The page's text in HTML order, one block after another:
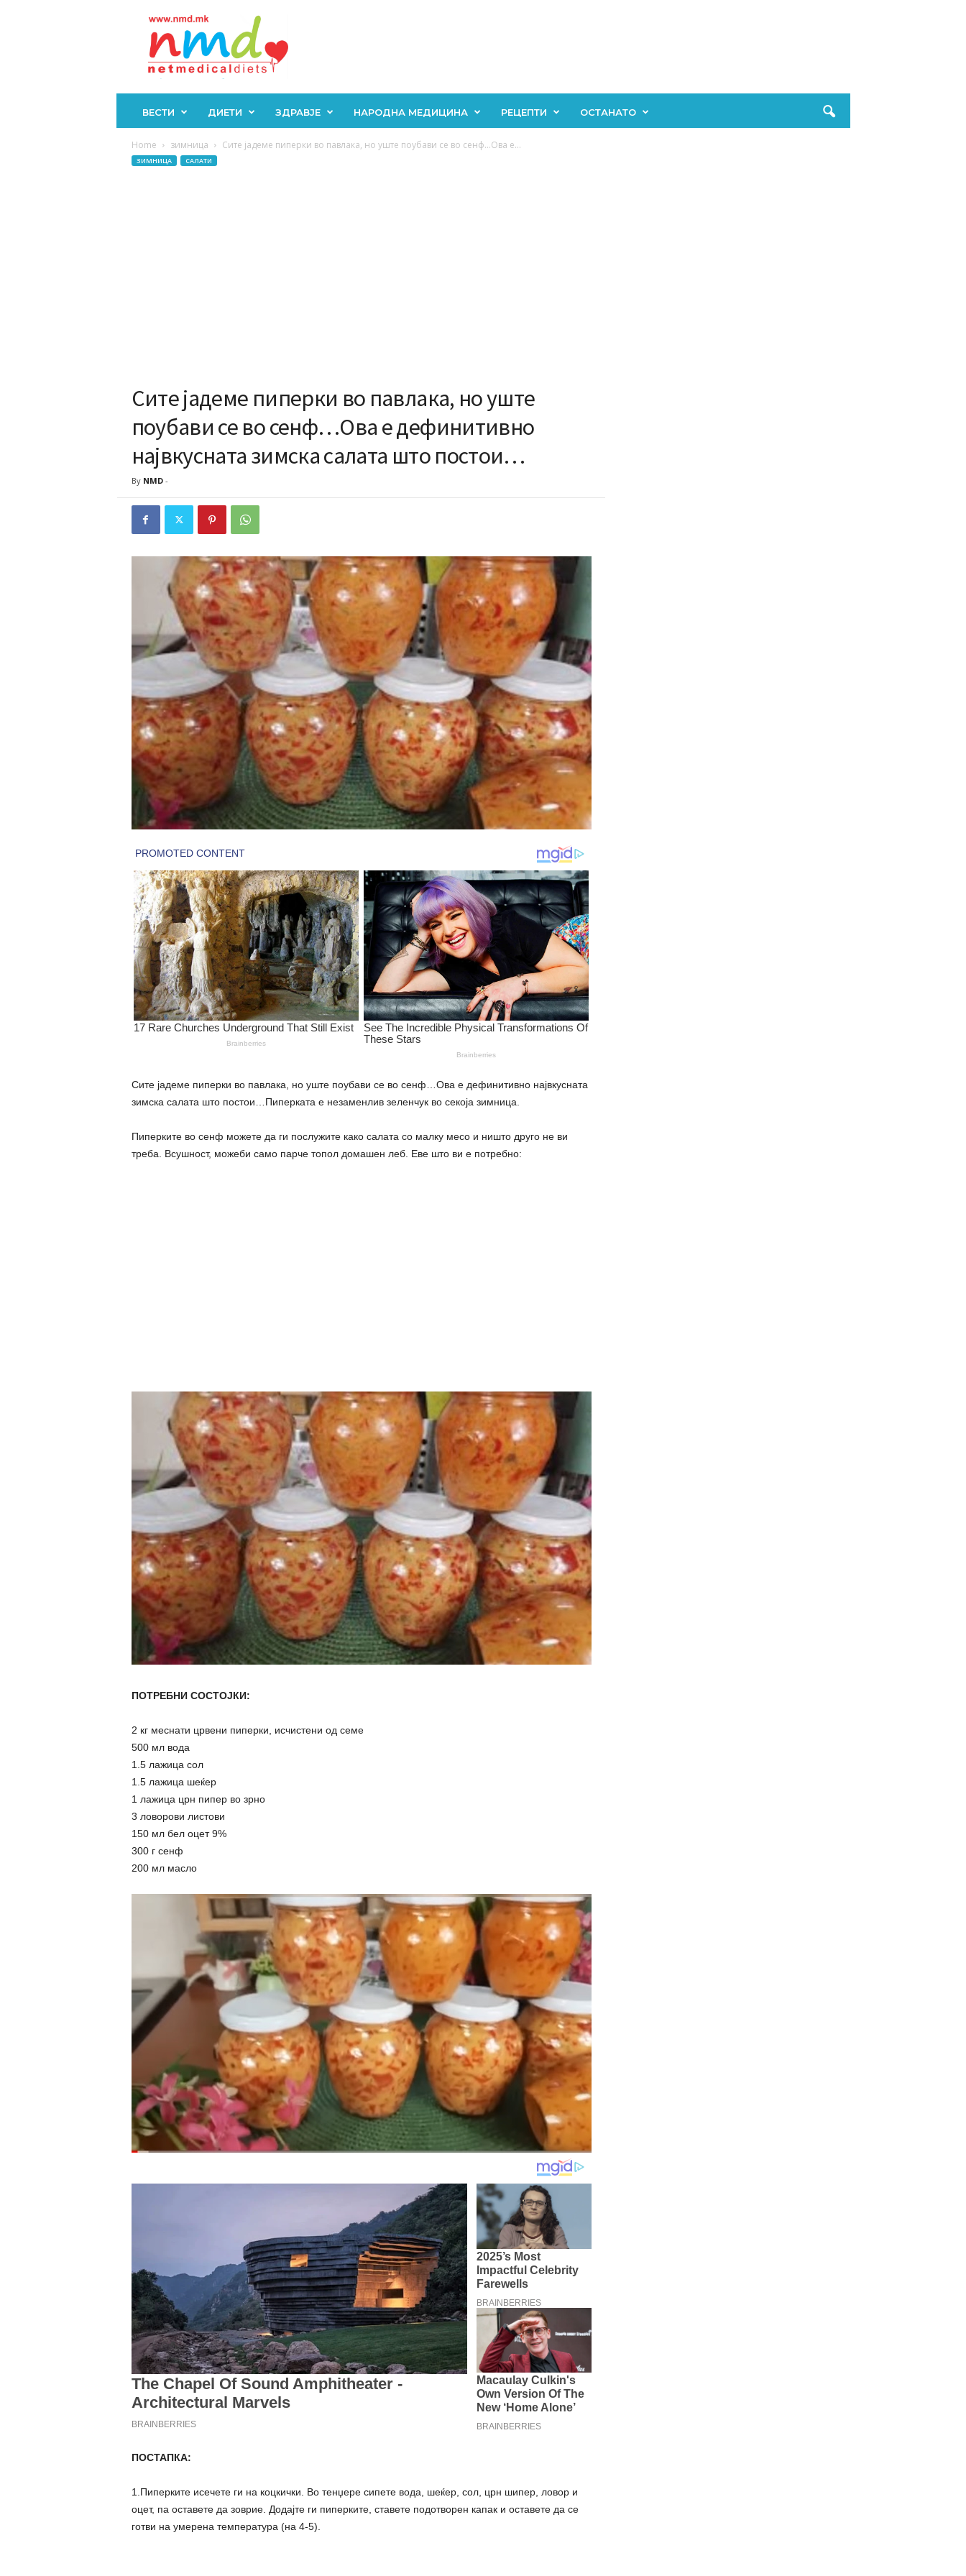
ВЕСТИ ДИЕТИ ЗДРАВЈЕ НАРОДНА МЕДИЦИНА РЕЦЕПТИ ОСТАНАТО
Home зимница Сите јадеме пиперки во павлака, но уште поубави се во сенф…Ова е...
ЗИМНИЦА САЛАТИ
Сите јадеме пиперки во павлака, но уште
поубави се во сенф…Ова е дефинитивно
највкусната зимска салата што постои…
By NMD-
Сите јадеме пиперки во павлака, но уште поубави се во сенф…Ова е дефинитивно највкусната
зимска салата што постои…Пиперката е незаменлив зеленчук во секоја зимница.
Пиперките во сенф можете да ги послужите како салата со малку месо и ништо друго не ви
треба. Всушност, можеби само парче топол домашен леб. Еве што ви е потребно:
ПОТРЕБНИ СОСТОЈКИ:
2 кг меснати црвени пиперки, исчистени од семе
500 мл вода
1.5 лажица сол
1.5 лажица шеќер
1 лажица црн пипер во зрно
3 ловорови листови
150 мл бел оцет 9%
300 г сенф
200 мл масло
ПОСТАПКА:
1.Пиперките исечете ги на коцкички. Во тенџере сипете вода, шеќер, сол, црн шипер, ловор и
оцет, па оставете да зоврие. Додајте ги пиперките, ставете подотворен капак и оставете да се
готви на умерена температура (на 4-5).